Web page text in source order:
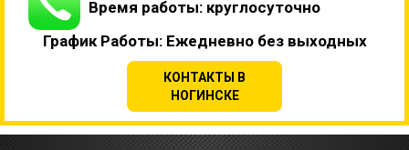
Время работы: круглосуточно
График Работы: Ежедневно без выходных
КОНТАКТЫ В
НОГИНСКЕ